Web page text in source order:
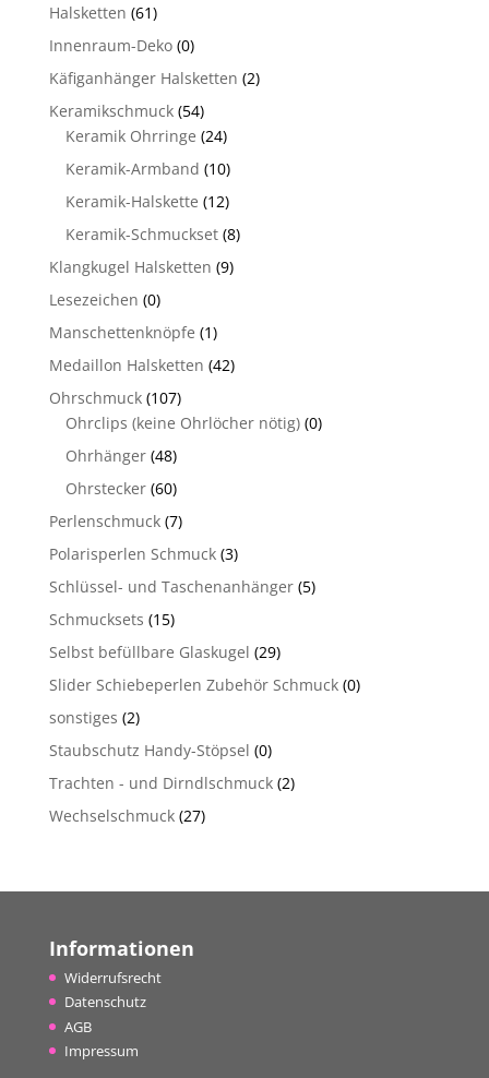
Halsketten (61)
Innenraum-Deko (0)
Käfiganhänger Halsketten (2)
Keramikschmuck (54)
Keramik Ohrringe (24)
Keramik-Armband (10)
Keramik-Halskette (12)
Keramik-Schmuckset (8)
Klangkugel Halsketten (9)
Lesezeichen (0)
Manschettenknöpfe (1)
Medaillon Halsketten (42)
Ohrschmuck (107)
Ohrclips (keine Ohrlöcher nötig) (0)
Ohrhänger (48)
Ohrstecker (60)
Perlenschmuck (7)
Polarisperlen Schmuck (3)
Schlüssel- und Taschenanhänger (5)
Schmucksets (15)
Selbst befüllbare Glaskugel (29)
Slider Schiebeperlen Zubehör Schmuck (0)
sonstiges (2)
Staubschutz Handy-Stöpsel (0)
Trachten - und Dirndlschmuck (2)
Wechselschmuck (27)
Informationen
Widerrufsrecht
Datenschutz
AGB
Impressum